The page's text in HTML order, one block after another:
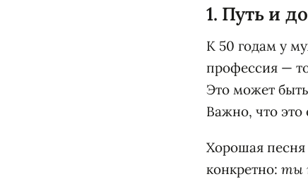
1. Путь и
К 50 годам у
профессия —
Это может
Важно, что это
Хорошая песня
конкретно: ты